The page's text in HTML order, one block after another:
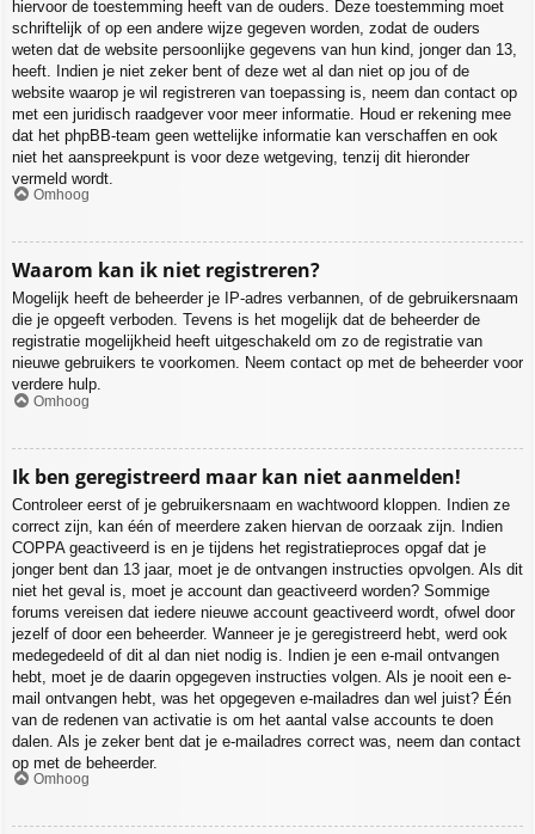
hiervoor de toestemming heeft van de ouders. Deze toestemming moet
schriftelijk of op een andere wijze gegeven worden, zodat de ouders
weten dat de website persoonlijke gegevens van hun kind, jonger dan 13,
heeft. Indien je niet zeker bent of deze wet al dan niet op jou of de
website waarop je wil registreren van toepassing is, neem dan contact op
met een juridisch raadgever voor meer informatie. Houd er rekening mee
dat het phpBB-team geen wettelijke informatie kan verschaffen en ook
niet het aanspreekpunt is voor deze wetgeving, tenzij dit hieronder
vermeld wordt.
Omhoog
Waarom kan ik niet registreren?
Mogelijk heeft de beheerder je IP-adres verbannen, of de gebruikersnaam
die je opgeeft verboden. Tevens is het mogelijk dat de beheerder de
registratie mogelijkheid heeft uitgeschakeld om zo de registratie van
nieuwe gebruikers te voorkomen. Neem contact op met de beheerder voor
verdere hulp.
Omhoog
Ik ben geregistreerd maar kan niet aanmelden!
Controleer eerst of je gebruikersnaam en wachtwoord kloppen. Indien ze
correct zijn, kan één of meerdere zaken hiervan de oorzaak zijn. Indien
COPPA geactiveerd is en je tijdens het registratieproces opgaf dat je
jonger bent dan 13 jaar, moet je de ontvangen instructies opvolgen. Als dit
niet het geval is, moet je account dan geactiveerd worden? Sommige
forums vereisen dat iedere nieuwe account geactiveerd wordt, ofwel door
jezelf of door een beheerder. Wanneer je je geregistreerd hebt, werd ook
medegedeeld of dit al dan niet nodig is. Indien je een e-mail ontvangen
hebt, moet je de daarin opgegeven instructies volgen. Als je nooit een e-
mail ontvangen hebt, was het opgegeven e-mailadres dan wel juist? Één
van de redenen van activatie is om het aantal valse accounts te doen
dalen. Als je zeker bent dat je e-mailadres correct was, neem dan contact
op met de beheerder.
Omhoog